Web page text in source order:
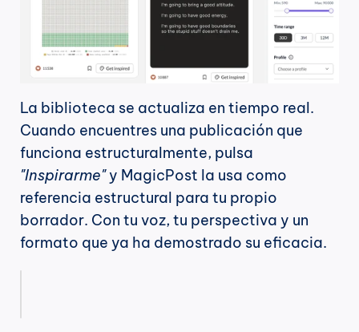
La biblioteca se actualiza en tiempo real.
Cuando encuentres una publicación que
"Inspirarme" y MagicPost la usa como
referencia estructural para tu propio
borrador. Con tu voz, tu perspectiva y un
formato que ya ha demostrado su eficacia.